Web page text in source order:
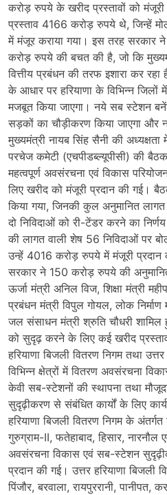
करोड़ रुपये के खरीद प्रस्तावों को
प्रस्ताव 4166 करोड़ रुपये थे, जिन्हें
में मंजूर कराया गया। इस तरह सरकार
करोड़ रुपये की बचत की है, जो कि
वित्तीय प्रबंधन की तरफ इशारा कर
के आधार पर हरियाणा के विभिन्न जिलों
मजबूत किया जाएगा। नये सब स्टेशन
सड़कों का चौड़ीकरण किया जाएगा और
मुख्यमंत्री नायब सिंह सैनी की अध्यक्षता
परचेज कमेटी (एचपीडब्ल्यूपीसी) की बैठक
महत्वपूर्ण अवसंरचना एवं विकास
लिए खरीद को मंजूरी प्रदान की गई।
किया गया, जिनकी कुल अनुमानित
दो निविदाओं को री-टेंडर करने का
की लागत वाली शेष 56 निविदाओं पर
उन्हें 4016 करोड़ रुपये में मंजूरी प्रदान
सरकार ने 150 करोड़ रुपये की
ऊर्जा मंत्री अनिल विज, शिक्षा मंत्री
प्रबंधन मंत्री विपुल गोयल, लोक निर्माण
जल संसाधन मंत्री श्रुति चौधरी
को सुदृढ़ करने के लिए कई खरीद
हरियाणा बिजली वितरण निगम तथा
विभिन्न क्षेत्रों में वितरण अवसंरचना
केवी सब-स्टेशनों की स्थापना तथा
सुदृढ़ीकरण से संबंधित कार्यों के लिए
हरियाणा बिजली वितरण निगम के अंतर्गत
गुरुग्राम-II, फतेहाबाद, हिसार, नारनौल
अवसंरचना विकास एवं सब-स्टेशन
प्रदान की गई। उत्तर हरियाणा बिजली
पिंजौर, बरवाला, रायपुररानी,